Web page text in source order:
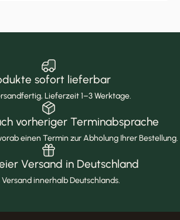
sofort lieferbar
Lieferzeit 1–3 Werktage.
vorheriger Terminabsprache
einen Termin zur Abholung Ihrer Bestellung.
Versand in Deutschland
innerhalb Deutschlands.